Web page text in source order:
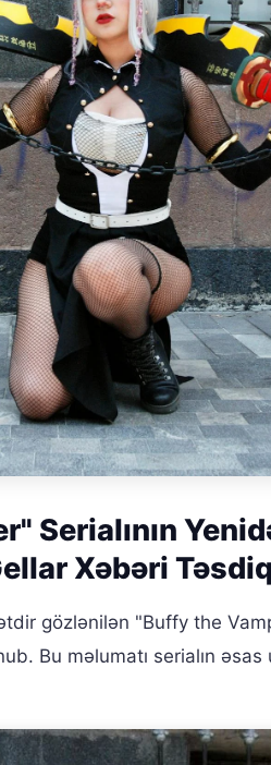
Serialının
Xəbəri
gözlənilən "Buffy the
Bu məlumatı serialın